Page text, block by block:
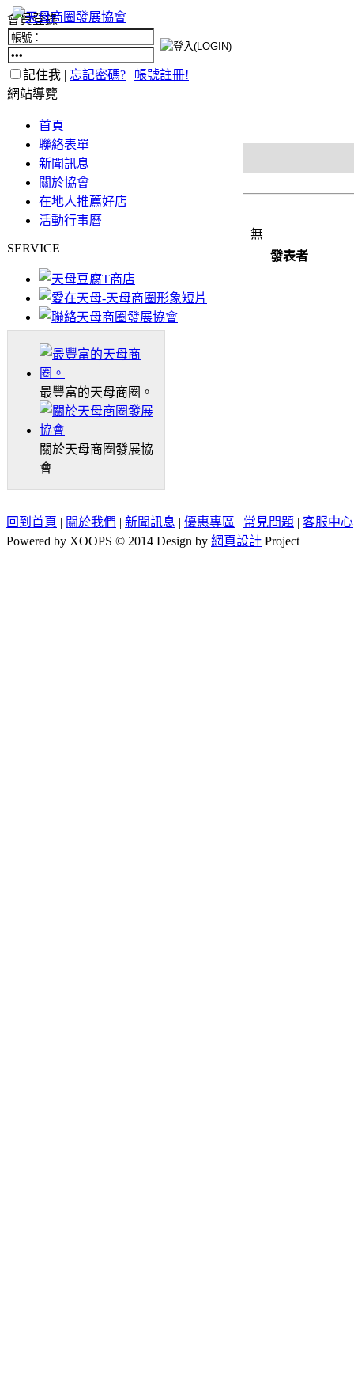
會員登錄
記住我 | 忘記密碼? | 帳號註冊!
網站導覽
首頁
聯絡表單
新聞訊息
關於協會
在地人推薦好店
活動行事曆
SERVICE
最豐富的天母商圈。
關於天母商圈發展協
會
無
發表者
回到首頁 | 關於我們 | 新聞訊息 | 優惠專區 | 常見問題 | 客服中心
Powered by XOOPS © 2014 Design by 網頁設計 Project